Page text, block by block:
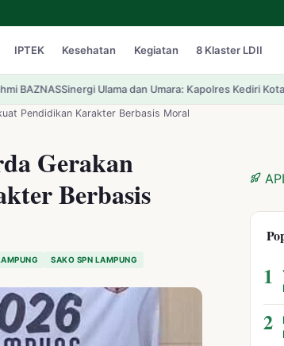
IPTEK Kesehatan Kegiatan 8 Klaster LDII
Umara: Kapolres Kediri Kota Perkuat Kolaborasi
Pendidikan Karakter Berbasis Moral
Gerakan
Berbasis
SAKO SPN LAMPUNG
1
2